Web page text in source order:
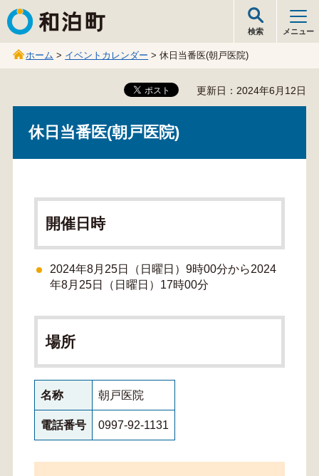
和泊町
検索 メニュー
ホーム > イベントカレンダー > 休日当番医(朝戸医院)
更新日：2024年6月12日
休日当番医(朝戸医院)
開催日時
2024年8月25日（日曜日）9時00分から2024
年8月25日（日曜日）17時00分
場所
名称 朝戸医院
電話番号 0997-92-1131